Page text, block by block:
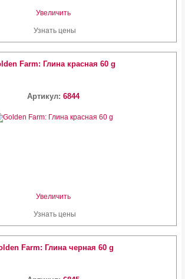
Увеличить
Узнать цены
Farm: Глина красная 60 g
Артикул: 6844
Увеличить
Узнать цены
Farm: Глина черная 60 g